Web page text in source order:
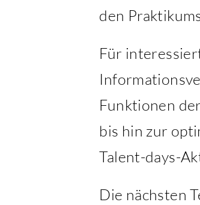
den
Für
Funktionen
bis hin zur
Talent-days-
Die nächsten